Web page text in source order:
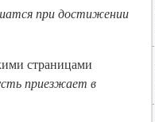
при достижении
страницами
приезжает в